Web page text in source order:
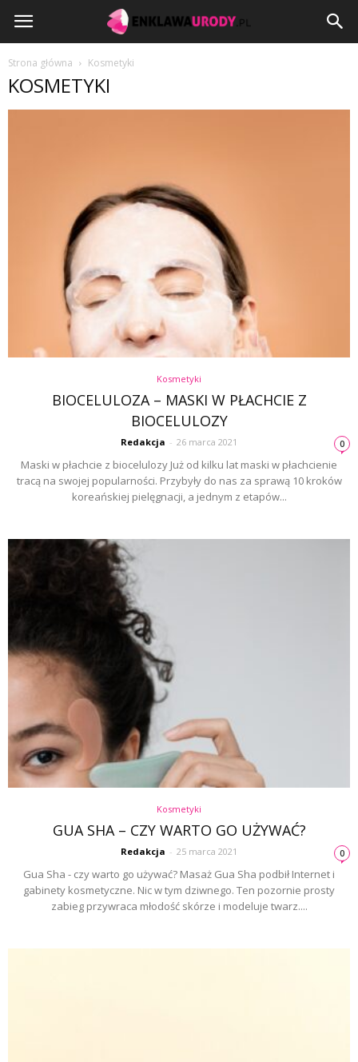
EnklawaUrody.pl
Strona główna Kosmetyki
KOSMETYKI
Kosmetyki
BIOCELULOZA – MASKI W PŁACHCIE Z
BIOCELULOZY
Redakcja - 26 marca 2021 0
Maski w płachcie z biocelulozy Już od kilku lat maski w płachcienie
tracą na swojej popularności. Przybyły do nas za sprawą 10 kroków
koreańskiej pielęgnacji, a jednym z etapów...
Kosmetyki
GUA SHA – CZY WARTO GO UŻYWAĆ?
Redakcja - 25 marca 2021 0
Gua Sha - czy warto go używać? Masaż Gua Sha podbił Internet i
gabinety kosmetyczne. Nic w tym dziwnego. Ten pozornie prosty
zabieg przywraca młodość skórze i modeluje twarz....